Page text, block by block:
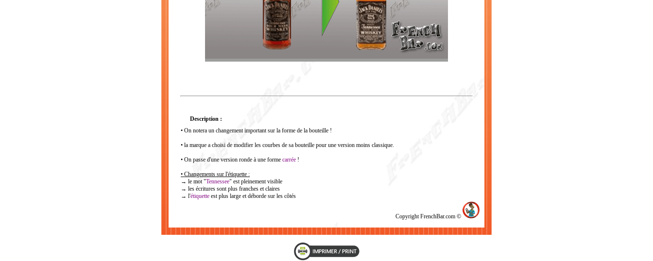
Description :
• On notera un changement important sur la forme de la bouteille !
• la marque a choisi de modifier les courbes de sa bouteille pour une version moins classique.
• On passe d'une version ronde à une forme carrée !
• Changements sur l'étiquette :
→ le mot "Tennessee" est pleinement visible
→ les écritures sont plus franches et claires
→ l'étiquette est plus large et déborde sur les côtés
Copyright FrenchBar.com ©